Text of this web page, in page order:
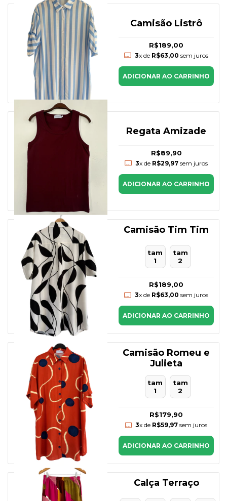
Camisão Listrô
R$189,00
3x de R$63,00 sem juros
ADICIONAR AO CARRINHO
Regata Amizade
R$89,90
3x de R$29,97sem juros
ADICIONAR AO CARRINHO
Camisão Tim Tim
tam
1
tam
2
R$189,00
3x de R$63,00 sem juros
ADICIONAR AO CARRINHO
Camisão Romeu e
Julieta
tam
1
tam
2
R$179,90
3x de R$59,97 sem juros
ADICIONAR AO CARRINHO
Calça Terraço